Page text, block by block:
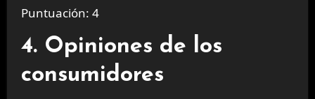
Puntuación: 4
4. Opiniones de los
consumidores